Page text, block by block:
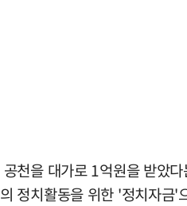
천을 대가로 1억원을 받았
정치활동을 위한 '정치자금'